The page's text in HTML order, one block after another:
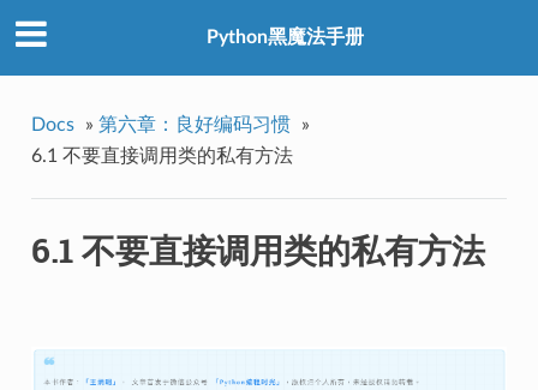
Python黑魔法手册
Docs » 第六章：良好编码习惯
»
6.1 不要直接调用类的私有方法
6.1 不要直接调用类的私有方法